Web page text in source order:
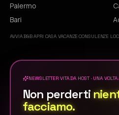
Palermo
Bari
AVVIA B&B·APRI CASA VACANZE·CONSULENZE
NEWSLETTER VITA DA HOST · UNA
Non perderti
facciamo.